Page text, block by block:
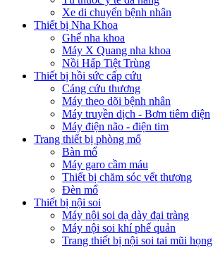
Xe di chuyển bệnh nhân
Thiết bị Nha Khoa
Ghế nha khoa
Máy X Quang nha khoa
Nồi Hấp Tiệt Trùng
Thiết bị hồi sức cấp cứu
Cáng cứu thương
Máy theo dõi bệnh nhân
Máy truyền dịch - Bơm tiêm điện
Máy điện não - điện tim
Trang thiết bị phòng mổ
Bàn mổ
Máy garo cầm máu
Thiết bị chăm sóc vết thương
Đèn mổ
Thiết bị nội soi
Máy nội soi dạ dày đại tràng
Máy nội soi khí phế quản
Trang thiết bị nội soi tai mũi họng